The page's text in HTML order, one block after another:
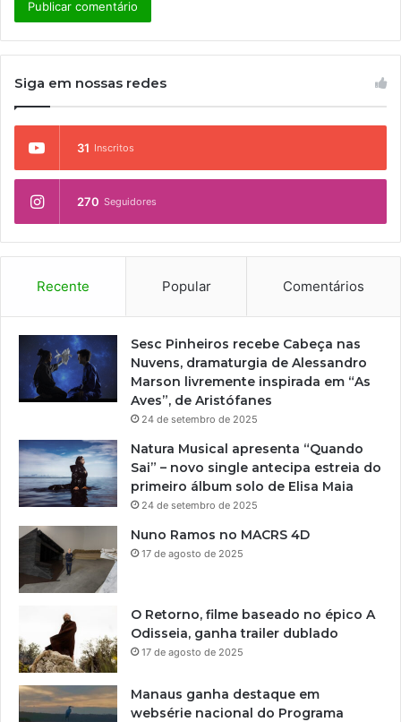
Siga em nossas redes
31 Inscritos
270 Seguidores
Recente Popular Comentários
Sesc Pinheiros recebe Cabeça nas
Nuvens, dramaturgia de Alessandro
Marson livremente inspirada em “As
Aves”, de Aristófanes
24 de setembro de 2025
Natura Musical apresenta “Quando
Sai” – novo single antecipa estreia do
primeiro álbum solo de Elisa Maia
24 de setembro de 2025
Nuno Ramos no MACRS 4D
17 de agosto de 2025
O Retorno, filme baseado no épico A
Odisseia, ganha trailer dublado
17 de agosto de 2025
Manaus ganha destaque em
websérie nacional do Programa